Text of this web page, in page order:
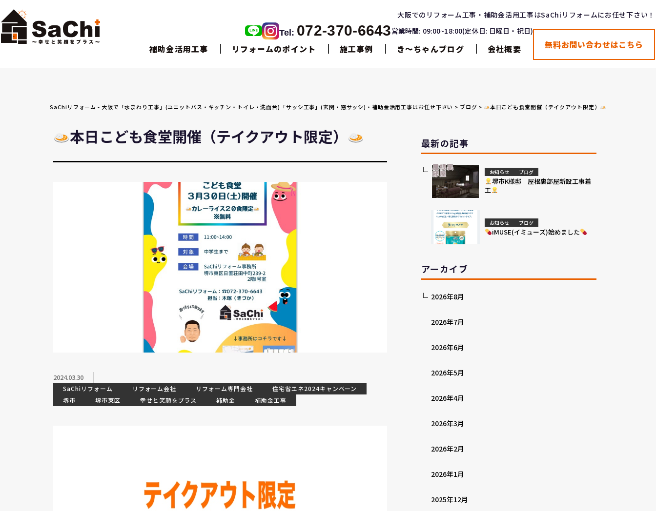
大阪でのリフォーム工事・補助金活用工事はSaChiリフォームにお任せ下さい！
Tel: 072-370-6643営業時間: 09:00~18:00(定休日: 日曜日・祝日)
補助金活用工事 リフォームのポイント 施工事例 き〜ちゃんブログ 会社概要 無料お問い合わせはこちら
SaChiリフォーム - 大阪で「水まわり工事」(ユニットバス・キッチン・トイレ・洗面台)「サッシ工事」(玄関・窓サッシ)・補助金活用工事はお任せ下さい > ブログ > 本日こども食堂開催（テイクアウト限定）
本日こども食堂開催（テイクアウト限定）
2024.03.30
SaChiリフォーム リフォーム会社 リフォーム専門会社
住宅省エネ2024キャンペーン
堺市
堺市東区 幸せと笑顔をプラス 補助金 補助金工事
最新の記事
お知らせ ブログ
堺市K様邸 屋根裏部屋新設工事着
工
お知らせ ブログ
iMUSE(イミューズ)始めました
アーカイブ
2026年8月
2026年7月
2026年6月
2026年5月
2026年4月
2026年3月
2026年2月
2026年1月
2025年12月